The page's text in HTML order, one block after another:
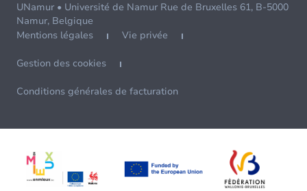
UNamur • Université de Namur Rue de Bruxelles 61, B-5000
Namur, Belgique
Mentions légales
Vie privée
Gestion des cookies
Conditions générales de facturation